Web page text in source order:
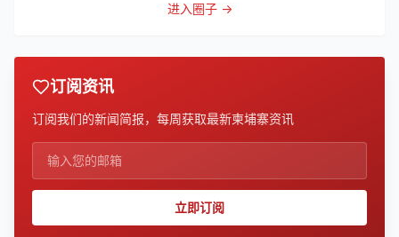
进入圈子 →
订阅资讯
订阅我们的新闻简报，每周获取最新柬埔寨资讯
立即订阅